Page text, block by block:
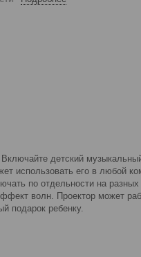
детский
использовать его в любой
по отдельности на разных
волн. Проектор может
подарок ребенку.